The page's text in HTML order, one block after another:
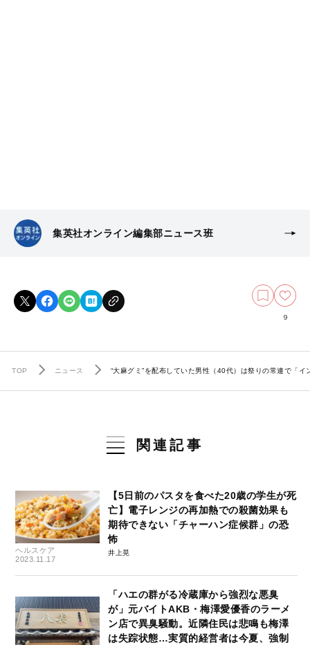
集英社オンライン編集部ニュース班
9
TOP ニュース “大麻グミ”を配布していた男性（40代）は祭りの常連で「
関連記事
ヘルスケア
2023.11.17
【5日前のパスタを食べた20歳の学生が死
亡】電子レンジの再加熱での殺菌効果も
期待できない「チャーハン症候群」の恐
怖
井上晃
「ハエの群がる冷蔵庫から強烈な悪臭
が」元バイトAKB・梅澤愛優香のラーメ
ン店で異臭騒動。近隣住民は悲鳴も梅澤
は失踪状態…実質的経営者は今夏、強制